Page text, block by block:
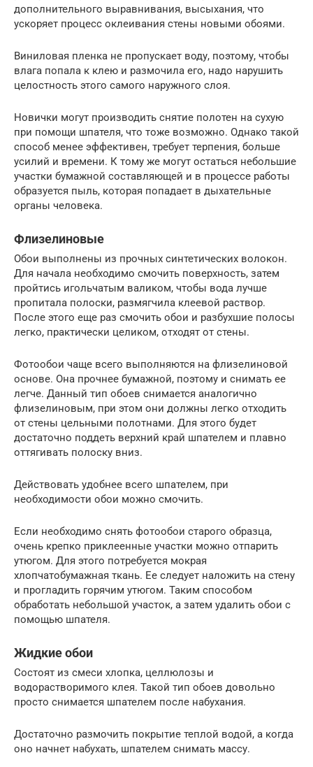
дополнительного выравнивания, высыхания, что
ускоряет процесс оклеивания стены новыми обоями.
Виниловая пленка не пропускает воду, поэтому, чтобы
влага попала к клею и размочила его, надо нарушить
целостность этого самого наружного слоя.
Новички могут производить снятие полотен на сухую
при помощи шпателя, что тоже возможно. Однако такой
способ менее эффективен, требует терпения, больше
усилий и времени. К тому же могут остаться небольшие
участки бумажной составляющей и в процессе работы
образуется пыль, которая попадает в дыхательные
органы человека.
Флизелиновые
Обои выполнены из прочных синтетических волокон.
Для начала необходимо смочить поверхность, затем
пройтись игольчатым валиком, чтобы вода лучше
пропитала полоски, размягчила клеевой раствор.
После этого еще раз смочить обои и разбухшие полосы
легко, практически целиком, отходят от стены.
Фотообои чаще всего выполняются на флизелиновой
основе. Она прочнее бумажной, поэтому и снимать ее
легче. Данный тип обоев снимается аналогично
флизелиновым, при этом они должны легко отходить
от стены цельными полотнами. Для этого будет
достаточно поддеть верхний край шпателем и плавно
оттягивать полоску вниз.
Действовать удобнее всего шпателем, при
необходимости обои можно смочить.
Если необходимо снять фотообои старого образца,
очень крепко приклеенные участки можно отпарить
утюгом. Для этого потребуется мокрая
хлопчатобумажная ткань. Ее следует наложить на стену
и прогладить горячим утюгом. Таким способом
обработать небольшой участок, а затем удалить обои с
помощью шпателя.
Жидкие обои
Состоят из смеси хлопка, целлюлозы и
водорастворимого клея. Такой тип обоев довольно
просто снимается шпателем после набухания.
Достаточно размочить покрытие теплой водой, а когда
оно начнет набухать, шпателем снимать массу.